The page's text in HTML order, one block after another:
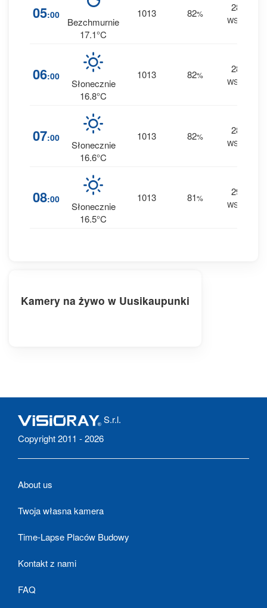
05:00
Bezchmurnie
17.1°C
1013 82%
28
WSW
06:00
Słonecznie
16.8°C
1013 82%
28
WSW
07:00
Słonecznie
16.6°C
1013 82%
28
WSW
08:00
Słonecznie
16.5°C
1013 81%
29
WSW
Kamery na żywo w Uusikaupunki
S.r.l.
Copyright 2011 - 2026
About us
Twoja własna kamera
Time-Lapse Placów Budowy
Kontakt z nami
FAQ